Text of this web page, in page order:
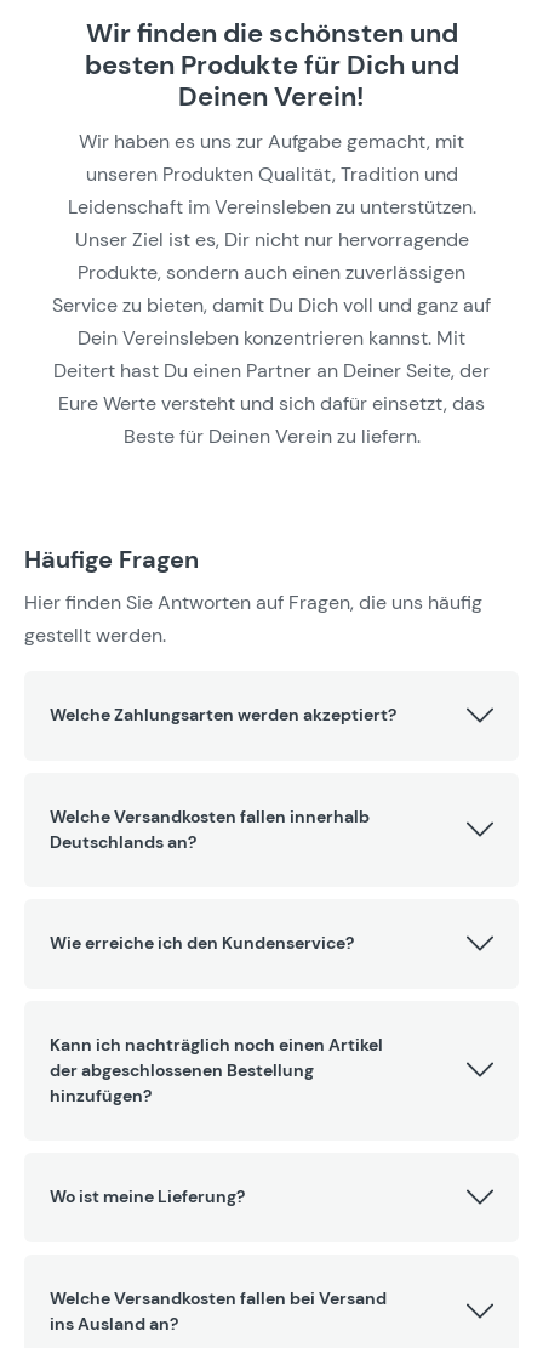
Wir finden die schönsten und
besten Produkte für Dich und
Deinen Verein!
Wir haben es uns zur Aufgabe gemacht, mit
unseren Produkten Qualität, Tradition und
Leidenschaft im Vereinsleben zu unterstützen.
Unser Ziel ist es, Dir nicht nur hervorragende
Produkte, sondern auch einen zuverlässigen
Service zu bieten, damit Du Dich voll und ganz auf
Dein Vereinsleben konzentrieren kannst. Mit
Deitert hast Du einen Partner an Deiner Seite, der
Eure Werte versteht und sich dafür einsetzt, das
Beste für Deinen Verein zu liefern.
Häufige Fragen
Hier finden Sie Antworten auf Fragen, die uns häufig
gestellt werden.
Welche Zahlungsarten werden akzeptiert?
Welche Versandkosten fallen innerhalb
Deutschlands an?
Wie erreiche ich den Kundenservice?
Kann ich nachträglich noch einen Artikel
der abgeschlossenen Bestellung
hinzufügen?
Wo ist meine Lieferung?
Welche Versandkosten fallen bei Versand
ins Ausland an?